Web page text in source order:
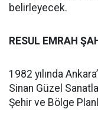
belirleyecek.
RESUL EMRAH
1982 yılında
Sinan Güzel
Şehir ve Bölge